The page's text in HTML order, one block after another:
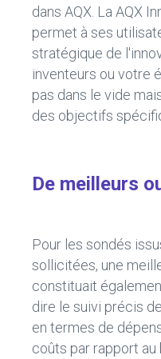
dans AQX. La AQX
permet à ses
stratégique de
inventeurs ou votre
pas dans le vide
des objectifs
De meilleurs
Pour les sondés
sollicitées, une
constituait
dire le suivi précis
en termes de
coûts par rapport au